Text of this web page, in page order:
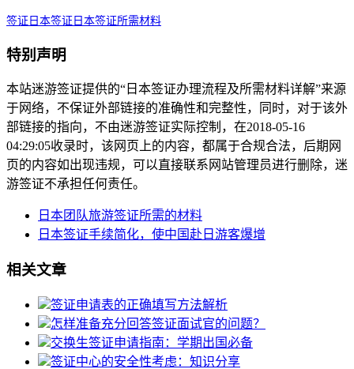
签证 日本签证 日本签证所需材料
特别声明
本站迷游签证提供的“日本签证办理流程及所需材料详解”来源
于网络，不保证外部链接的准确性和完整性，同时，对于该外
部链接的指向，不由迷游签证实际控制，在2018-05-16
04:29:05收录时，该网页上的内容，都属于合规合法，后期网
页的内容如出现违规，可以直接联系网站管理员进行删除，迷
游签证不承担任何责任。
日本团队旅游签证所需的材料
日本签证手续简化，使中国赴日游客爆增
相关文章
签证申请表的正确填写方法解析
怎样准备充分回答签证面试官的问题？
交换生签证申请指南：学期出国必备
签证中心的安全性考虑：知识分享